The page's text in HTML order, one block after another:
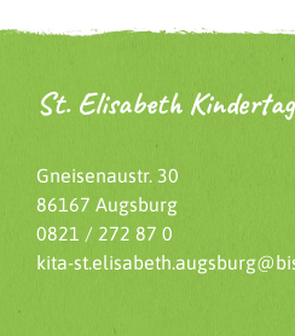
St. Elisabeth
Gneisenaustr. 30
86167 Augsburg
0821 / 272 87 0
kita-